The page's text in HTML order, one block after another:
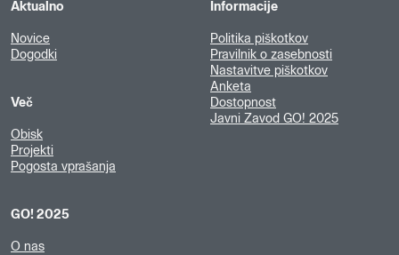
Aktualno
Novice
Dogodki
Več
Obisk
Projekti
Pogosta vprašanja
GO! 2025
O nas
Informacije
Politika piškotkov
Pravilnik o zasebnosti
Nastavitve piškotkov
Anketa
Dostopnost
Javni Zavod GO! 2025